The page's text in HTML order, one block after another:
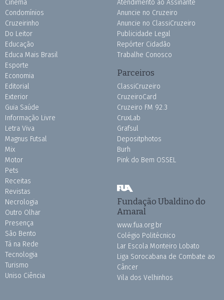
Cinema
Condomínios
Cruzeirinho
Do Leitor
Educação
Educa Mais Brasil
Esporte
Economia
Editorial
Exterior
Guia Saúde
Informação Livre
Letra Viva
Magnus Futsal
Mix
Motor
Pets
Receitas
Revistas
Necrologia
Outro Olhar
Presença
São Bento
Tá na Rede
Tecnologia
Turismo
Uniso Ciência
Atendimento ao Assinante
Anuncie no Cruzeiro
Anuncie no ClassiCruzeiro
Publicidade Legal
Repórter Cidadão
Trabalhe Conosco
Parceiros
ClassiCruzeiro
CruzeiroCard
Cruzeiro FM 92.3
CruxLab
Grafsul
Depositphotos
Burh
Pink do Bem OSSEL
Fundação Ubaldino do
Amaral
www.fua.org.br
Colégio Politécnico
Lar Escola Monteiro Lobato
Liga Sorocabana de Combate ao
Câncer
Vila dos Velhinhos